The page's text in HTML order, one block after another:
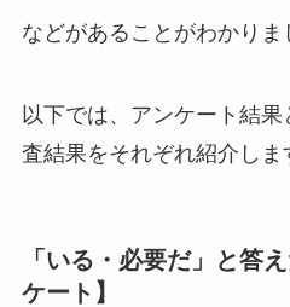
などがあることがわかりま
以下では、アンケート結
査結果をそれぞれ紹介しま
「いる・必要だ」と答
ケート】